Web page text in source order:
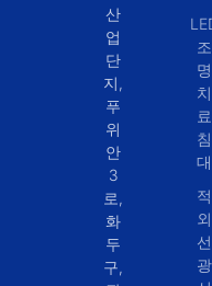
산
업
단
지,
푸
위
안
3
로,
화
두
구,
조
명
치
료
침
대
적
외
선
광